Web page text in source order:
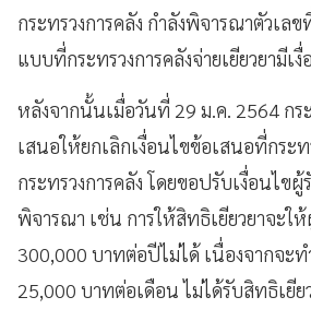
กระทรวงการคลัง กำลังพิจารณาตัวเล
แบบที่กระทรวงการคลังจ่ายเยียวยามีเงื่
หลังจากนั้นเมื่อวันที่ 29 ม.ค. 2564 กร
เสนอให้ยกเลิกเงื่อนไขข้อเสนอที่กระ
กระทรวงการคลัง โดยขอปรับเงื่อนไข
พิจารณา เช่น การให้สิทธิเยียวยาจะใ
300,000 บาทต่อปีไม่ได้ เนื่องจากจะท
25,000 บาทต่อเดือน ไม่ได้รับสิทธิเยีย